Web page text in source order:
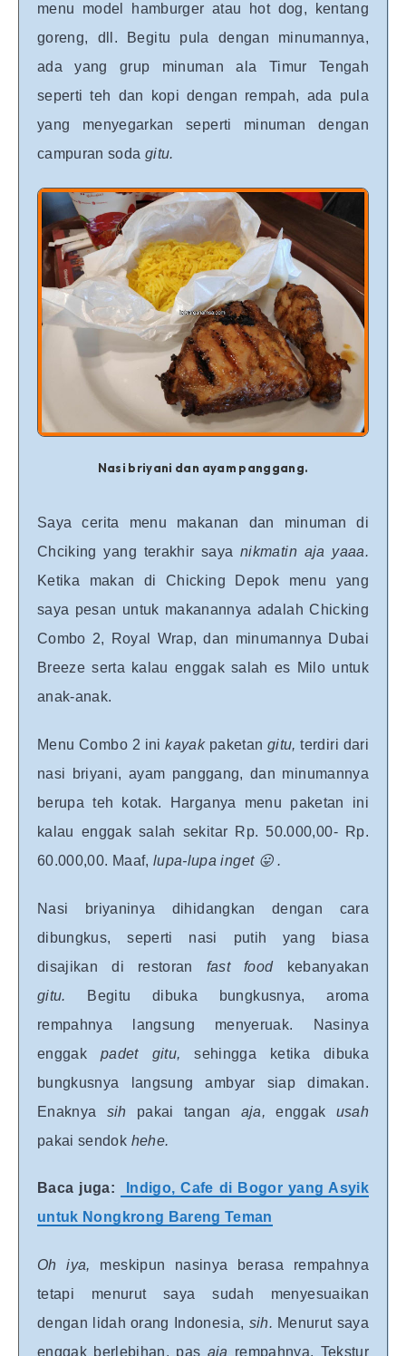
menu model hamburger atau hot dog, kentang
goreng, dll. Begitu pula dengan minumannya,
ada yang grup minuman ala Timur Tengah
seperti teh dan kopi dengan rempah, ada pula
yang menyegarkan seperti minuman dengan
campuran soda gitu.
Nasi briyani dan ayam panggang.
Saya cerita menu makanan dan minuman di
Chciking yang terakhir sayanikmatin aja yaaa.
Ketika makan di Chicking Depok menu yang
saya pesan untuk makanannya adalah Chicking
Combo 2, Royal Wrap, dan minumannya Dubai
Breeze serta kalau enggak salah es Milo untuk
anak-anak.
Menu Combo 2 inikayak paketan gitu,terdiri dari
nasi briyani, ayam panggang, dan minumannya
berupa teh kotak. Harganya menu paketan ini
kalau enggak salah sekitar Rp. 50.000,00- Rp.
60.000,00. Maaf, lupa-lupa inget 😛 .
Nasi briyaninya dihidangkan dengan cara
dibungkus, seperti nasi putih yang biasa
disajikan di restoran fast food
kebanyakan
gitu. Begitu dibuka bungkusnya, aroma
rempahnya langsung menyeruak. Nasinya
enggak padet gitu,sehingga ketika dibuka
bungkusnya langsung ambyar siap dimakan.
Enaknya sih pakai tangan aja,enggak usah
pakai sendok hehe.
Baca juga:
Indigo, Cafe di Bogor yang Asyik
untuk Nongkrong Bareng Teman
Oh iya, meskipun nasinya berasa rempahnya
tetapi menurut saya sudah menyesuaikan
dengan lidah orang Indonesia, sih. Menurut saya
enggak berlebihan, pas aja rempahnya. Tekstur